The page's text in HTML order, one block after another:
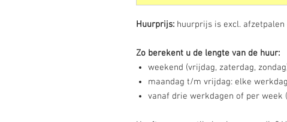
Huurprijs: huurprijs is excl.
Zo berekent u de lengte van de huur:
weekend (vrijdag, zaterdag,
maandag t/m vrijdag: elke
vanaf drie werkdagen of per week